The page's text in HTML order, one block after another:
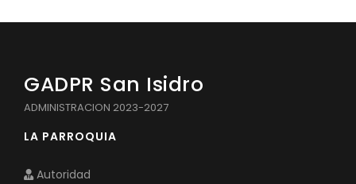
GADPR San Isidro
ADMINISTRACION 2023-2027
LA PARROQUIA
Autoridad